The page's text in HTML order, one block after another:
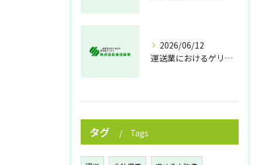
2026/06/12
運送業におけるゲリラ豪雨対策の実践法
タグ Tags